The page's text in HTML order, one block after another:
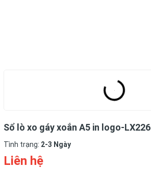
Sổ lò xo gáy xoắn A5 in logo-LX226
Tình trạng: 2-3 Ngày
Liên hệ